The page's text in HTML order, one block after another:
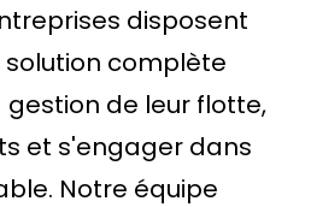
disposent
complète
de leur flotte,
et s'engager dans
Notre équipe